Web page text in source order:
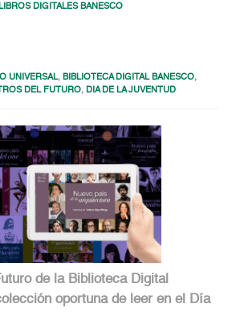
DIGITALES BANESCO
UNIVERSAL,BIBLIOTECA DIGITAL BANESCO,
DEL FUTURO,DIA DE LA JUVENTUD
de la Biblioteca Digital
oportuna de leer en el Día